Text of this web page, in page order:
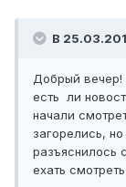
В
Добрый вечер!
есть ли
начали
загорелись,
разъяснилось
ехать